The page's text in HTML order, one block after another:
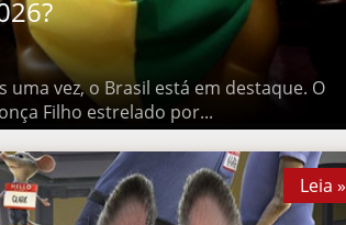
vez, o Brasil está em destaque. O Agente
por...
Leia »